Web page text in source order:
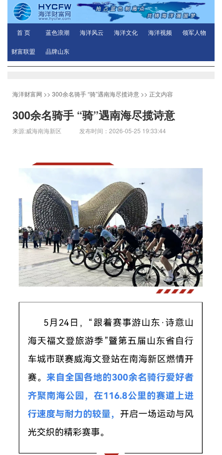
首 页 蓝色浪潮 海洋风云 海洋文化 海洋视频 领军人物
财富联盟 品牌山东
海洋财富网 >> 300余名骑手 “骑”遇南海尽揽诗意 >> 正文内容
300余名骑手 “骑”遇南海尽揽诗意
来源:威海南海新区 发布时间：2026-05-25 19:33:44